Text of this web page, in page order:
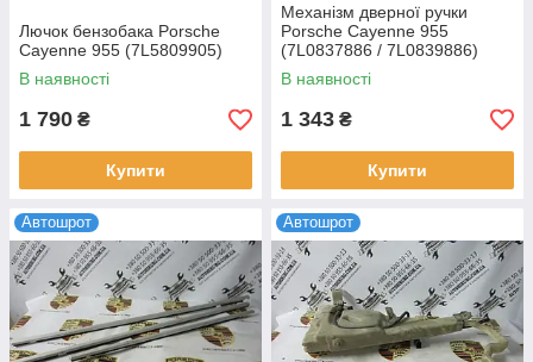
Лючок бензобака Porsche
Cayenne 955 (7L5809905)
В наявності
1 790 ₴
Купити
Механізм дверної ручки
Porsche Cayenne 955
(7L0837886 / 7L0839886)
В наявності
1 343 ₴
Купити
Автошрот Автошрот